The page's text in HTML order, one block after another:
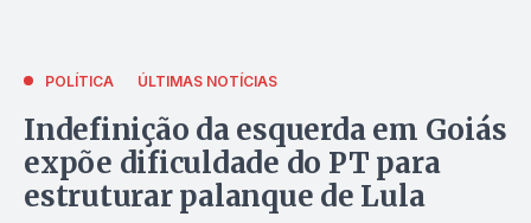
POLÍTICA ÚLTIMAS NOTÍCIAS
Indefinição da esquerda em Goiás
expõe dificuldade do PT para
estruturar palanque de Lula